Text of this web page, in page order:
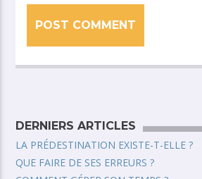
DERNIERS ARTICLES
LA PRÉDESTINATION EXISTE-T-ELLE ?
QUE FAIRE DE SES ERREURS ?